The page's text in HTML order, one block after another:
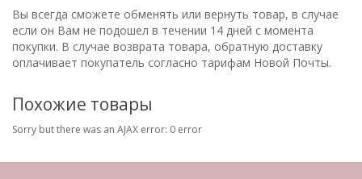
Вы всегда сможете обменять или вернуть товар, в случае
если он Вам не подошел в течении 14 дней с момента
покупки. В случае возврата товара, обратную доставку
оплачивает покупатель согласно тарифам Новой Почты.
Похожие товары
Sorry but there was an AJAX error: 0 error